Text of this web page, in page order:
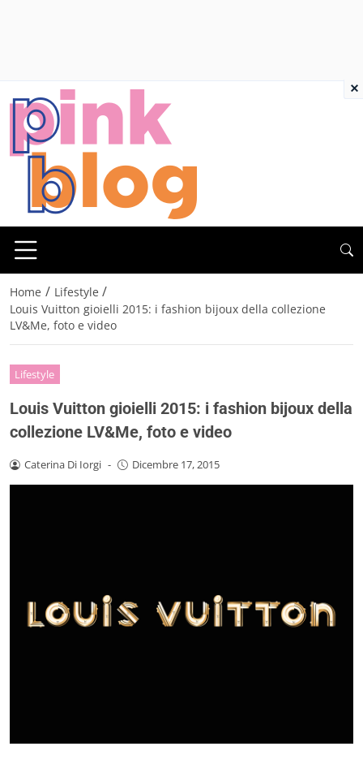
Home / Lifestyle /
Louis Vuitton gioielli 2015: i fashion bijoux della collezione
LV&Me, foto e video
Lifestyle
Louis Vuitton gioielli 2015: i fashion bijoux della
collezione LV&Me, foto e video
Caterina Di Iorgi - Dicembre 17, 2015
×